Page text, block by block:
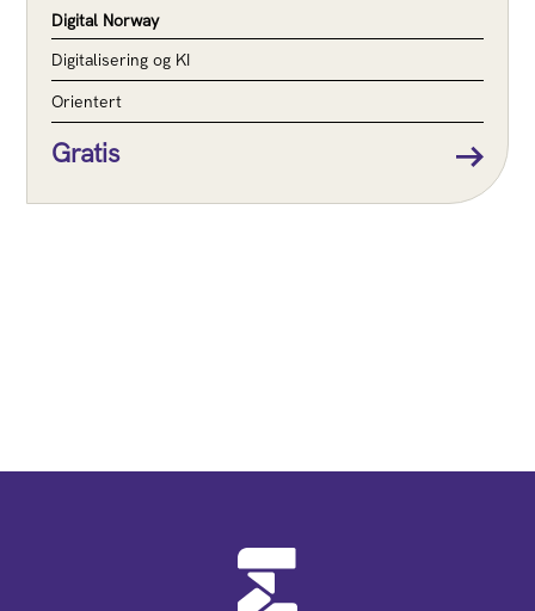
Digital Norway
Digitalisering og KI
Orientert
Gratis